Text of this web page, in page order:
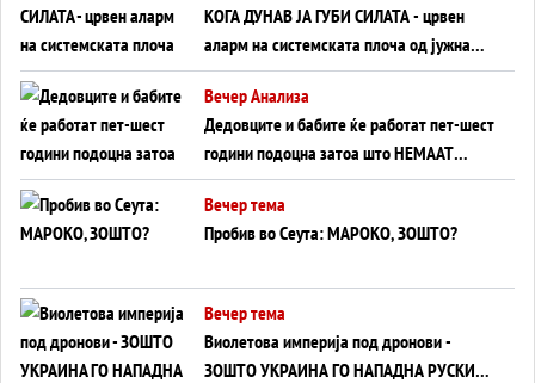
КОГА ДУНАВ ЈА ГУБИ СИЛАТА - црвен
аларм на системската плоча од јужна
Германија до Црното Море...
Вечер Анализа
Дедовците и бабите ќе работат пет-шест
години подоцна затоа што НЕМААТ
ВНУЦИ ДА ГИ ЗАМЕНАТ
Вечер тема
Пробив во Сеута: МАРОКО, ЗОШТО?
Вечер тема
Виолетова империја под дронови -
ЗОШТО УКРАИНА ГО НАПАДНА РУСКИОТ